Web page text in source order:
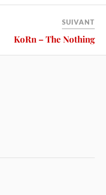
SUIVANT
KoRn – The Nothing